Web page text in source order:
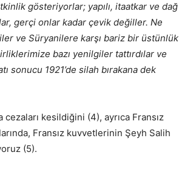
gösteriyorlar; yapılı, itaatkar ve dağ
gerçi onlar kadar çevik değiller. Ne
ve Süryanilere karşı bariz bir üstünlük
bazı yenilgiler tattırdılar ve
sonucu 1921’de silah bırakana dek
kesildiğini (4), ayrıca Fransız
Fransız kuvvetlerinin Şeyh Salih
(5).